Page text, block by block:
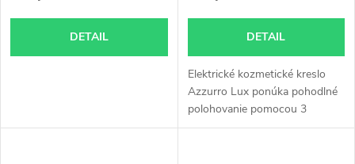
DETAIL DETAIL
Elektrické kozmetické kreslo
Azzurro Lux ponúka pohodlné
polohovanie pomocou 3
elektrických pohonov, vysokú